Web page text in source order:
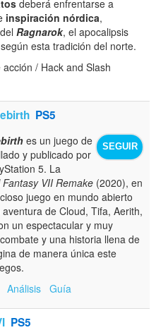
deberá enfrentarse a
inspiración nórdica,
delRagnarok, el apocalipsis
esta tradición del norte.
/ Hack and Slash
PS5
SEGUIR
es un juego de
y publicado por
5. La
Fantasy VII Remake (2020), en
juego en mundo abierto
de Cloud, Tifa, Aerith,
un espectacular y muy
y una historia llena de
de manera única este
Análisis Guía
PS5